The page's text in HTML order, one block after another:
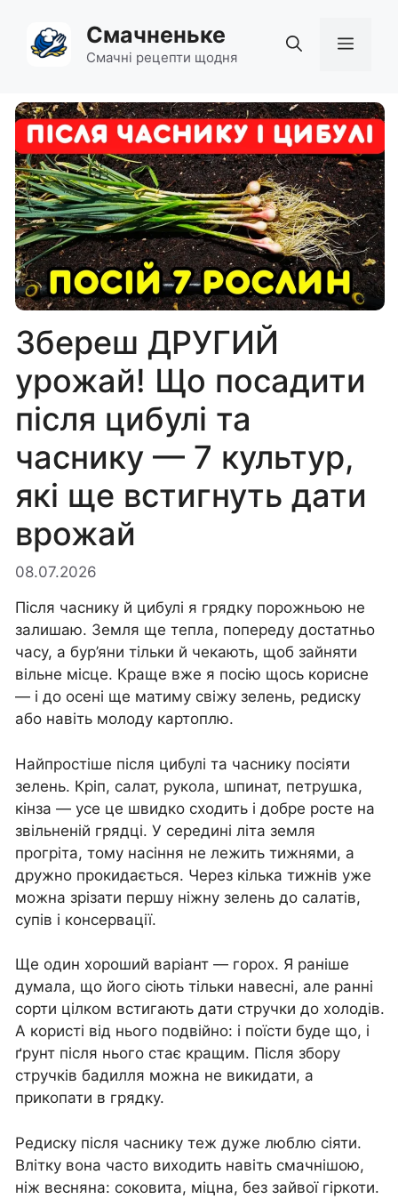
вмісту
Смачненьке
Смачні рецепти щодня
Збереш ДРУГИЙ
урожай! Що посадити
після цибулі та
часнику — 7 культур,
які ще встигнуть дати
врожай
08.07.2026
Після часнику й цибулі я грядку порожньою не
залишаю. Земля ще тепла, попереду достатньо
часу, а бур’яни тільки й чекають, щоб зайняти
вільне місце. Краще вже я посію щось корисне
— і до осені ще матиму свіжу зелень, редиску
або навіть молоду картоплю.
Найпростіше після цибулі та часнику посіяти
зелень. Кріп, салат, рукола, шпинат, петрушка,
кінза — усе це швидко сходить і добре росте на
звільненій грядці. У середині літа земля
прогріта, тому насіння не лежить тижнями, а
дружно прокидається. Через кілька тижнів уже
можна зрізати першу ніжну зелень до салатів,
супів і консервації.
Ще один хороший варіант — горох. Я раніше
думала, що його сіють тільки навесні, але ранні
сорти цілком встигають дати стручки до холодів.
А користі від нього подвійно: і поїсти буде що, і
ґрунт після нього стає кращим. Після збору
стручків бадилля можна не викидати, а
прикопати в грядку.
Редиску після часнику теж дуже люблю сіяти.
Влітку вона часто виходить навіть смачнішою,
ніж весняна: соковита, міцна, без зайвої гіркоти.